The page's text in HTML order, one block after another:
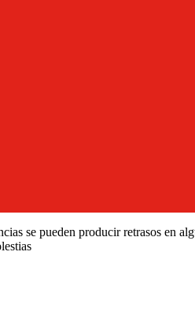
se pueden producir retrasos en